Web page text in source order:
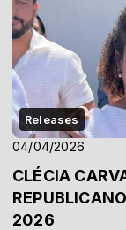
Releases
04/04/2026
CLÉCIA
2026